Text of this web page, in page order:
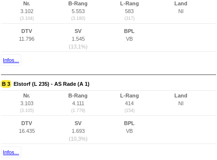
Nr.
3.102
(3.104)
B-Rang
5.553
(3.180)
L-Rang
583
(317)
Land
NI
DTV
11.796
SV
1.545
(13,1%)
BPL
VB
Infos...
B 3 Elstorf (L 235) - AS Rade (A 1)
Nr.
3.103
(3.105)
B-Rang
4.111
(1.779)
L-Rang
414
(154)
Land
NI
DTV
16.435
SV
1.693
(10,3%)
BPL
VB
Infos...